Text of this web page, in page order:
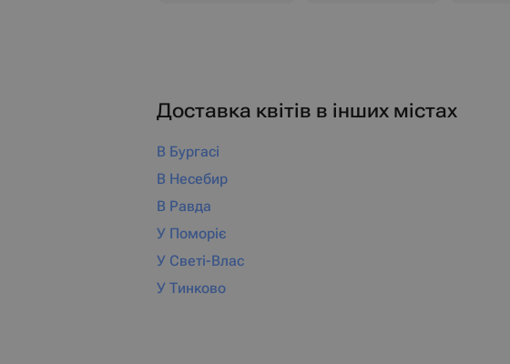
Доставка квітів в інших містах
В Бургасі
В Несебир
В Равда
У Поморіє
У Светі-Влас
У Тинково